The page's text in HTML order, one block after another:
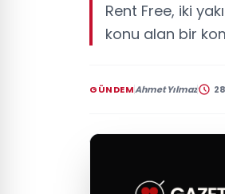
Rent Free, iki
konu alan bir
GÜNDEMAhmet Yılmaz